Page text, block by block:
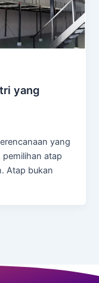
yang
yang
pemilihan atap
Atap bukan